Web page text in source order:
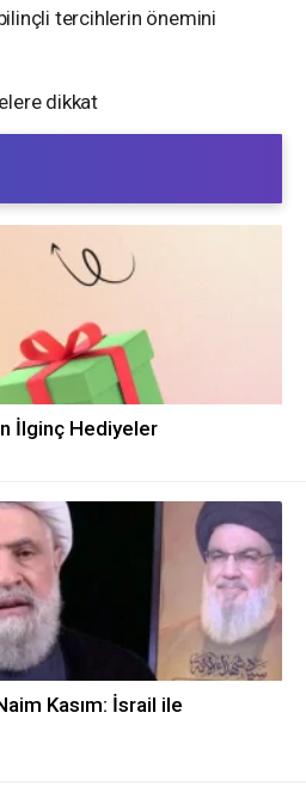
tercihlerin önemini
dikkat
İlginç Hediyeler
Kasım: İsrail ile